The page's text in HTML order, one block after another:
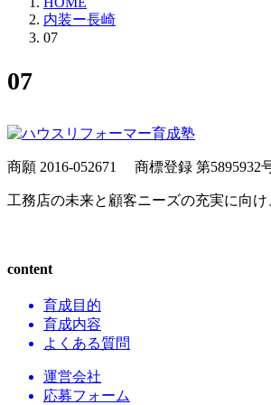
内装ー長崎
07
07
商願 2016-052671 商標登録 第5895932
工務店の未来と顧客ニーズの充実に向
content
育成目的
育成内容
よくある質問
運営会社
応募フォーム